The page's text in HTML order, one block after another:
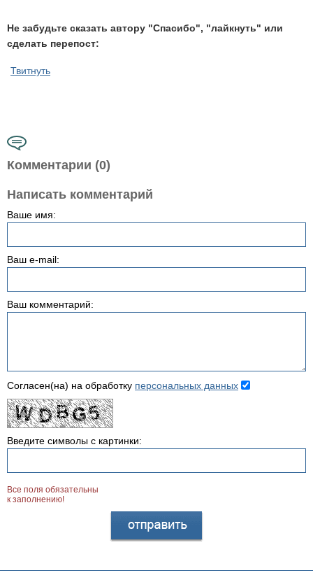
Не забудьте сказать автору "Спасибо", "лайкнуть" или
сделать перепост:
Твитнуть
Комментарии (0)
Написать комментарий
Ваше имя:
Ваш e-mail:
Ваш комментарий:
Согласен(на) на обработку персональных данных
Введите символы с картинки:
Все поля обязательны
к заполнению!